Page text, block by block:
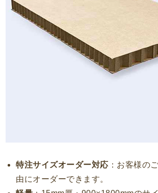
特注サイズオーダー対応 ：お客様の
由にオーダーできます。